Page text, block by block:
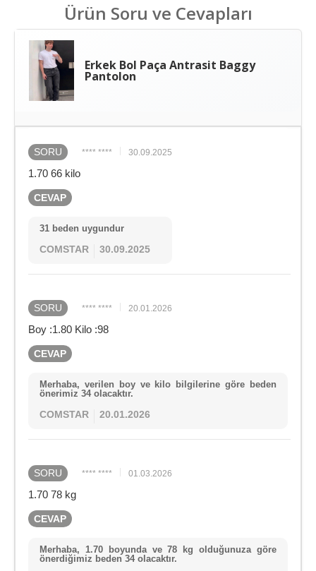
Ürün Soru ve Cevapları
Erkek Bol Paça Antrasit Baggy
Pantolon
SORU **** **** 30.09.2025
1.70 66 kilo
CEVAP
31 beden uygundur
COMSTAR 30.09.2025
SORU **** **** 20.01.2026
Boy :1.80 Kilo :98
CEVAP
Merhaba, verilen boy ve kilo bilgilerine göre beden
önerimiz 34 olacaktır.
COMSTAR 20.01.2026
SORU **** **** 01.03.2026
1.70 78 kg
CEVAP
Merhaba, 1.70 boyunda ve 78 kg olduğunuza göre
önerdiğimiz beden 34 olacaktır.